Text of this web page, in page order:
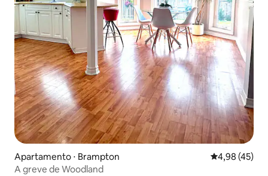
Apartamento ⋅ Brampton 4,98 de uma
4,98 (45)
A greve de Woodland